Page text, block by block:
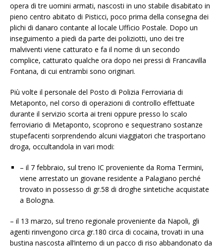
opera di tre uomini armati, nascosti in uno stabile disabitato in
pieno centro abitato di Pisticci, poco prima della consegna dei
plichi di danaro contante al locale Ufficio Postale. Dopo un
inseguimento a piedi da parte dei poliziotti, uno dei tre
malviventi viene catturato e fa il nome di un secondo
complice, catturato qualche ora dopo nei pressi di Francavilla
Fontana, di cui entrambi sono originari.
Più volte il personale del Posto di Polizia Ferroviaria di
Metaponto, nel corso di operazioni di controllo effettuate
durante il servizio scorta ai treni oppure presso lo scalo
ferroviario di Metaponto, scoprono e sequestrano sostanze
stupefacenti sorprendendo alcuni viaggiatori che trasportano
droga, occultandola in vari modi:
– il 7 febbraio, sul treno IC proveniente da Roma Termini,
viene arrestato un giovane residente a Palagiano perché
trovato in possesso di gr.58 di droghe sintetiche acquistate
a Bologna.
– il 13 marzo, sul treno regionale proveniente da Napoli, gli
agenti rinvengono circa gr.180 circa di cocaina, trovati in una
bustina nascosta all’interno di un pacco di riso abbandonato da